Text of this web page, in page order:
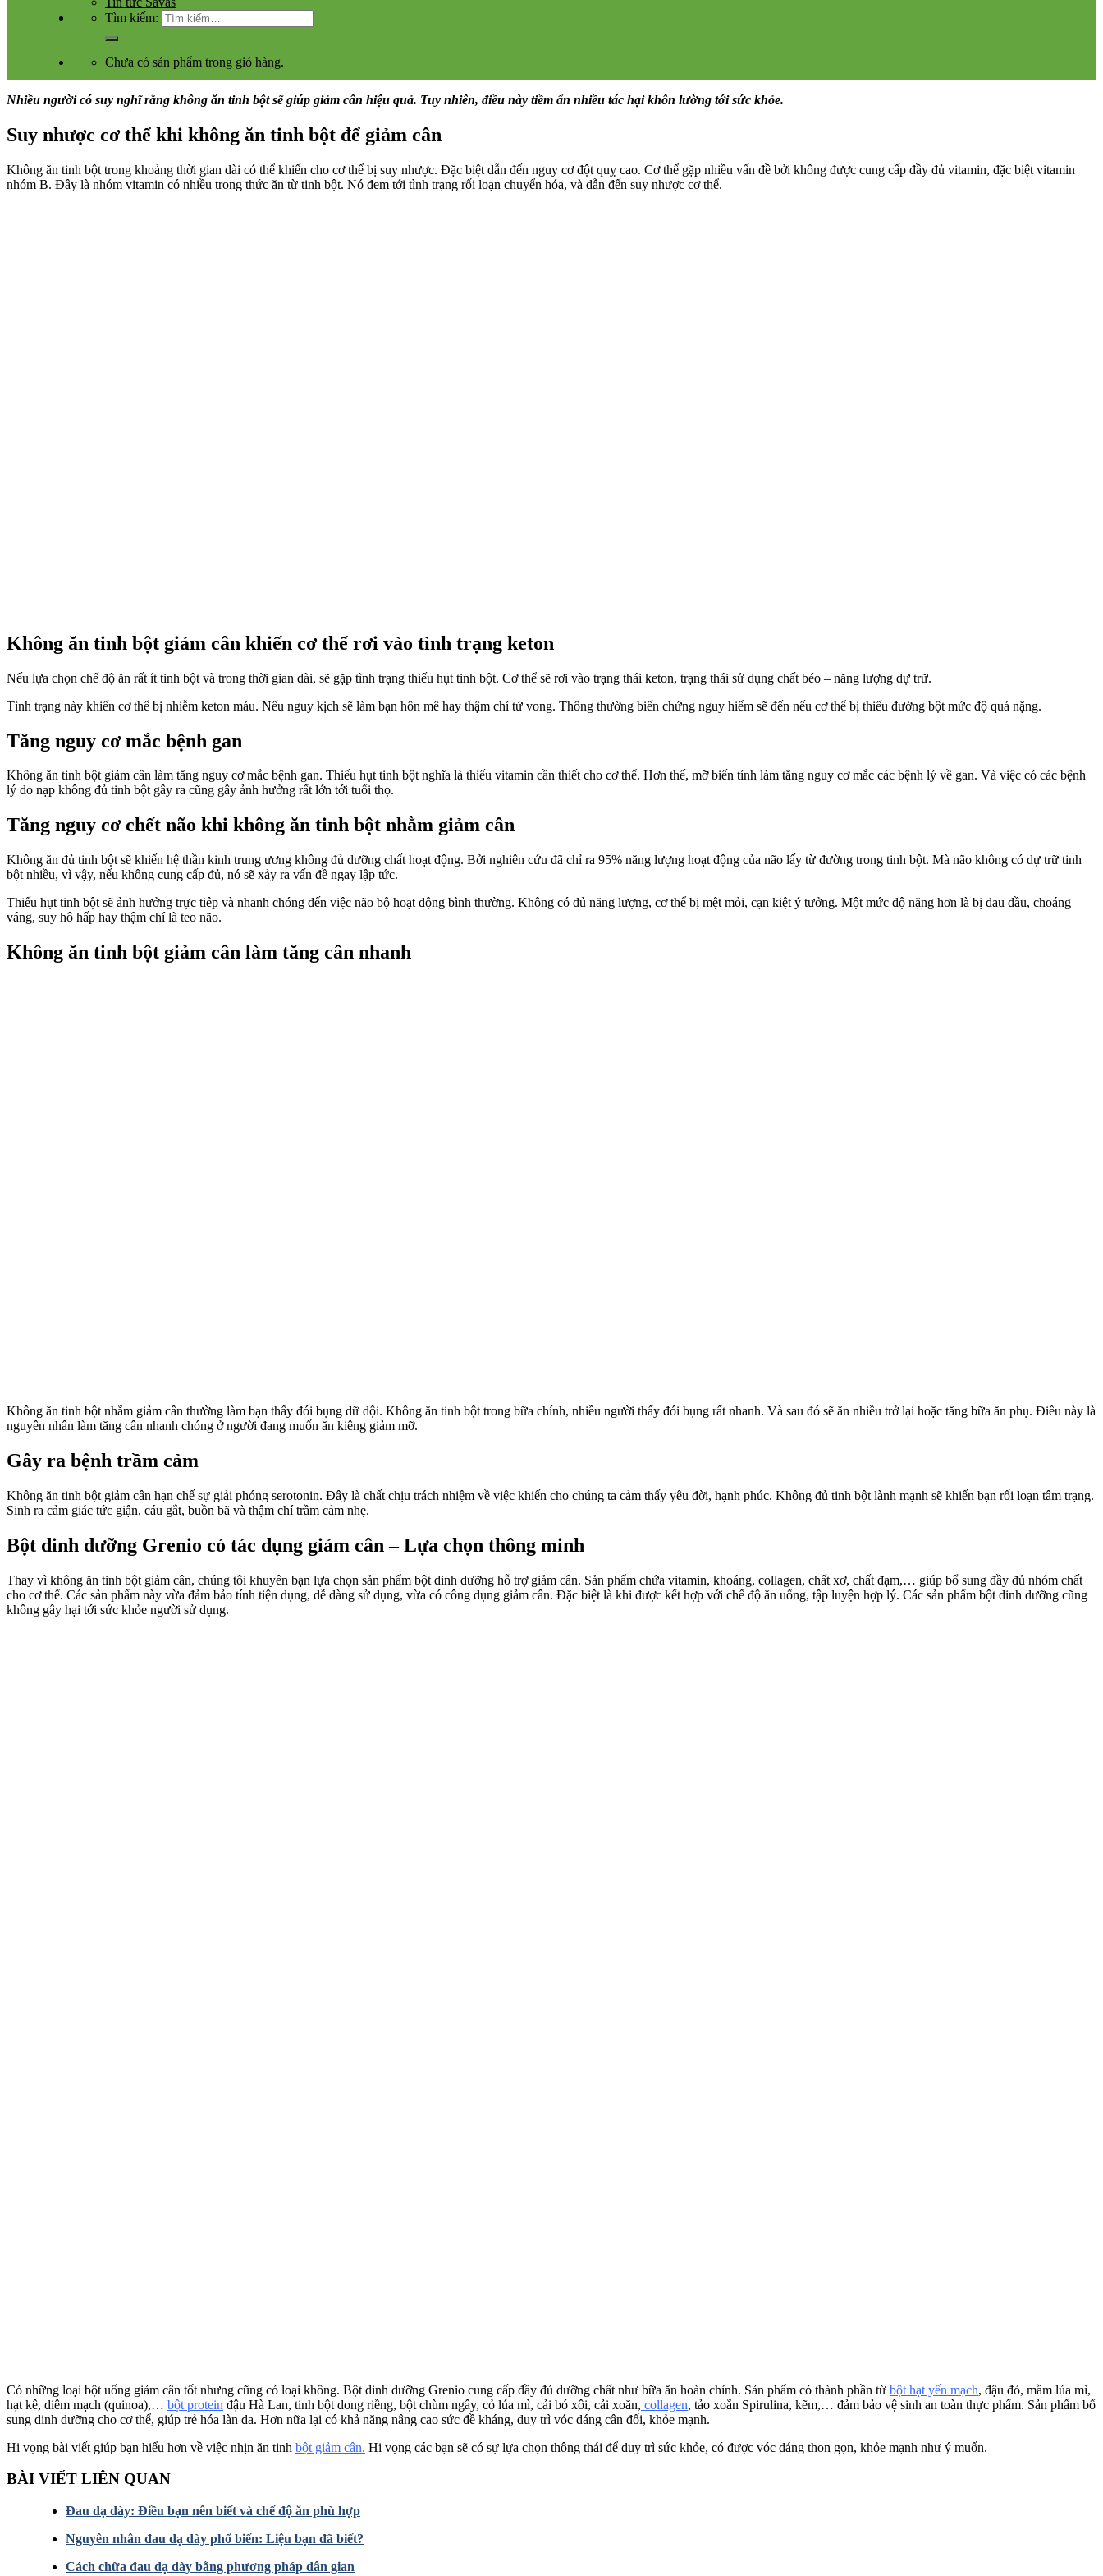
Tìm kiếm:
Chưa có sản phẩm trong giỏ hàng.
Nhiều người có suy nghĩ rằng không ăn tinh bột sẽ giúp giảm cân hiệu quả. Tuy nhiên, điều này tiềm ẩn nhiều tác hại khôn lường tới sức khỏe.
Suy nhược cơ thể khi không ăn tinh bột để giảm cân
Không ăn tinh bột trong khoảng thời gian dài có thể khiến cho cơ thể bị suy nhược. Đặc biệt dẫn đến nguy cơ đột quỵ cao. Cơ thể gặp nhiều vấn đề bởi không được cung cấp đầy đủ vitamin, đặc biệt vitamin
nhóm B. Đây là nhóm vitamin có nhiều trong thức ăn từ tinh bột. Nó đem tới tình trạng rối loạn chuyển hóa, và dẫn đến suy nhược cơ thể.
Không ăn tinh bột giảm cân khiến cơ thể rơi vào tình trạng keton
Nếu lựa chọn chế độ ăn rất ít tinh bột và trong thời gian dài, sẽ gặp tình trạng thiếu hụt tinh bột. Cơ thể sẽ rơi vào trạng thái keton, trạng thái sử dụng chất béo – năng lượng dự trữ.
Tình trạng này khiến cơ thể bị nhiễm keton máu. Nếu nguy kịch sẽ làm bạn hôn mê hay thậm chí tử vong. Thông thường biến chứng nguy hiểm sẽ đến nếu cơ thể bị thiếu đường bột mức độ quá nặng.
Tăng nguy cơ mắc bệnh gan
Không ăn tinh bột giảm cân làm tăng nguy cơ mắc bệnh gan. Thiếu hụt tinh bột nghĩa là thiếu vitamin cần thiết cho cơ thể. Hơn thế, mỡ biến tính làm tăng nguy cơ mắc các bệnh lý về gan. Và việc có các bệnh
lý do nạp không đủ tinh bột gây ra cũng gây ảnh hưởng rất lớn tới tuổi thọ.
Tăng nguy cơ chết não khi không ăn tinh bột nhằm giảm cân
Không ăn đủ tinh bột sẽ khiến hệ thần kinh trung ương không đủ dưỡng chất hoạt động. Bởi nghiên cứu đã chỉ ra 95% năng lượng hoạt động của não lấy từ đường trong tinh bột. Mà não không có dự trữ tinh
bột nhiều, vì vậy, nếu không cung cấp đủ, nó sẽ xảy ra vấn đề ngay lập tức.
Thiếu hụt tinh bột sẽ ảnh hưởng trực tiêp và nhanh chóng đến việc não bộ hoạt động bình thường. Không có đủ năng lượng, cơ thể bị mệt mỏi, cạn kiệt ý tưởng. Một mức độ nặng hơn là bị đau đầu, choáng
váng, suy hô hấp hay thậm chí là teo não.
Không ăn tinh bột giảm cân làm tăng cân nhanh
Không ăn tinh bột nhằm giảm cân thường làm bạn thấy đói bụng dữ dội. Không ăn tinh bột trong bữa chính, nhiều người thấy đói bụng rất nhanh. Và sau đó sẽ ăn nhiều trở lại hoặc tăng bữa ăn phụ. Điều này là
nguyên nhân làm tăng cân nhanh chóng ở người đang muốn ăn kiêng giảm mỡ.
Gây ra bệnh trầm cảm
Không ăn tinh bột giảm cân hạn chế sự giải phóng serotonin. Đây là chất chịu trách nhiệm về việc khiến cho chúng ta cảm thấy yêu đời, hạnh phúc. Không đủ tinh bột lành mạnh sẽ khiến bạn rối loạn tâm trạng.
Sinh ra cảm giác tức giận, cáu gắt, buồn bã và thậm chí trầm cảm nhẹ.
Bột dinh dưỡng Grenio có tác dụng giảm cân – Lựa chọn thông minh
Thay vì không ăn tinh bột giảm cân, chúng tôi khuyên bạn lựa chọn sản phẩm bột dinh dưỡng hỗ trợ giảm cân. Sản phẩm chứa vitamin, khoáng, collagen, chất xơ, chất đạm,… giúp bổ sung đầy đủ nhóm chất
cho cơ thể. Các sản phẩm này vừa đảm bảo tính tiện dụng, dễ dàng sử dụng, vừa có công dụng giảm cân. Đặc biệt là khi được kết hợp với chế độ ăn uống, tập luyện hợp lý. Các sản phẩm bột dinh dưỡng cũng
không gây hại tới sức khỏe người sử dụng.
Có những loại bột uống giảm cân tốt nhưng cũng có loại không. Bột dinh dưỡng Grenio cung cấp đầy đủ dưỡng chất như bữa ăn hoàn chỉnh. Sản phẩm có thành phần từ bột hạt yến mạch, đậu đỏ, mầm lúa mì,
hạt kê, diêm mạch (quinoa),… bột protein đậu Hà Lan, tinh bột dong riềng, bột chùm ngây, cỏ lúa mì, cải bó xôi, cải xoăn, collagen, tảo xoắn Spirulina, kẽm,… đảm bảo vệ sinh an toàn thực phẩm. Sản phẩm bổ
sung dinh dưỡng cho cơ thể, giúp trẻ hóa làn da. Hơn nữa lại có khả năng nâng cao sức đề kháng, duy trì vóc dáng cân đối, khỏe mạnh.
Hi vọng bài viết giúp bạn hiểu hơn về việc nhịn ăn tinh bột giảm cân. Hi vọng các bạn sẽ có sự lựa chọn thông thái để duy trì sức khỏe, có được vóc dáng thon gọn, khỏe mạnh như ý muốn.
BÀI VIẾT LIÊN QUAN
Đau dạ dày: Điều bạn nên biết và chế độ ăn phù hợp
Nguyên nhân đau dạ dày phổ biến: Liệu bạn đã biết?
Cách chữa đau dạ dày bằng phương pháp dân gian